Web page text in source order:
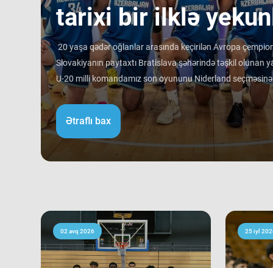
tarixi bir ilklə
20 yaşa qədər oğlanlar arasında keçirilən Avropa
Slovakiyanın paytaxtı Bratislava şəhərində təşkil olunan
U-20 milli komandamız son oyununu Niderland seçməsinə
rəqibinə qalib gəlib. Avropa çempionatı B divizionunda
ortalamasına görə 3 ən gənc kollektivdən biri olan
Bu nəticə Azərbaycan basketbol tarixində bir ilk kimi də
tam mərkəzində qərarlaşmaq adi bir nəticə kimi görünsə
ağırlığı və rəqiblərin səviyyəsi bu nəticənin adi bir nəticə
keçərək yarışın 5-cisi olub. Şimali Makedoniya yığması
9-cu sırada bitirib. Millimiz çempionat boyu göstərdiyi
sıralamada düz 10 ölkəni geridə qoymağı bacarıb.
Ətraflı bax
02 avq 2026 25 iyl